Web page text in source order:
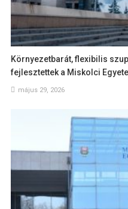
Környezetbarát, flexibilis
fejlesztettek a Miskolci
május 29, 2026